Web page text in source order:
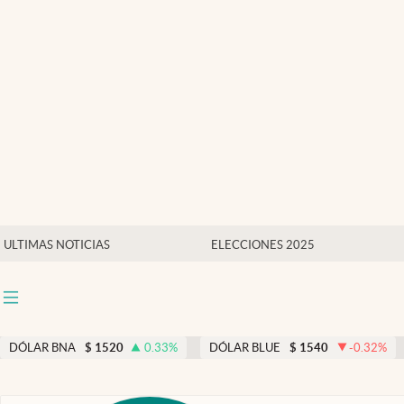
ULTIMAS NOTICIAS ELECCIONES 2025
Mercados Online
Otras secciones
DÓLAR BNA $ 1520 0.33% DÓLAR BLUE $ 1540 -0.32%